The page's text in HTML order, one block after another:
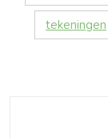
tekeningen